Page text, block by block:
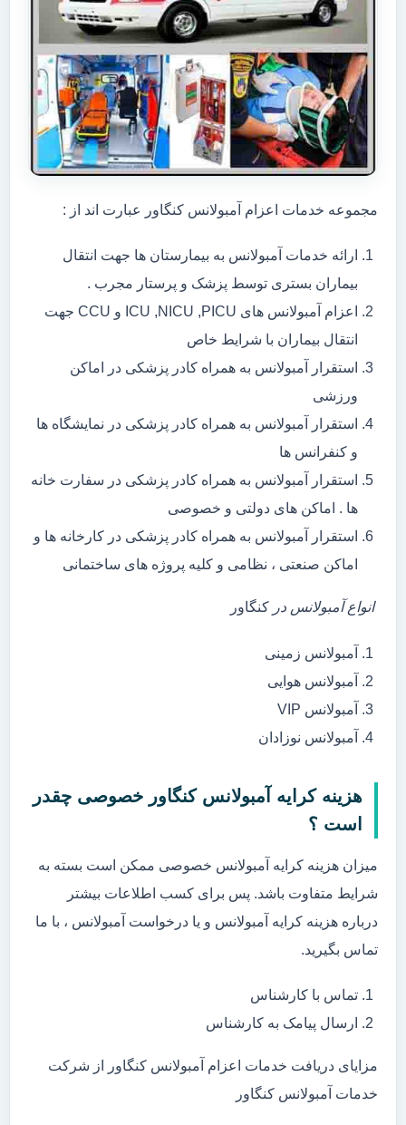
مجموعه خدمات اعزام آمبولانس کنگاور عبارت اند از :
ارائه خدمات آمبولانس به بیمارستان ها جهت انتقال
بیماران بستری توسط پزشک و پرستار مجرب .
اعزام آمبولانس های ICU ,NICU ,PICU و CCU جهت
انتقال بیماران با شرایط خاص
استقرار آمبولانس به همراه کادر پزشکی در اماکن
ورزشی
استقرار آمبولانس به همراه کادر پزشکی در نمایشگاه ها
و کنفرانس ها
استقرار آمبولانس به همراه کادر پزشکی در سفارت خانه
ها . اماکن های دولتی و خصوصی
استقرار آمبولانس به همراه کادر پزشکی در کارخانه ها و
اماکن صنعتی ، نظامی و کلیه پروژه های ساختمانی
انواع آمبولانس در کنگاور
آمبولانس زمینی
آمبولانس هوایی
آمبولانس VIP
آمبولانس نوزادان
هزینه کرایه آمبولانس کنگاور خصوصی چقدر
است ؟
میزان هزینه کرایه آمبولانس خصوصی ممکن است بسته به
شرایط متفاوت باشد. پس برای کسب اطلاعات بیشتر
درباره هزینه کرایه آمبولانس و یا درخواست آمبولانس ، با ما
تماس بگیرید.
تماس با کارشناس
ارسال پیامک به کارشناس
مزایای دریافت خدمات اعزام آمبولانس کنگاور از شرکت
خدمات آمبولانس کنگاور